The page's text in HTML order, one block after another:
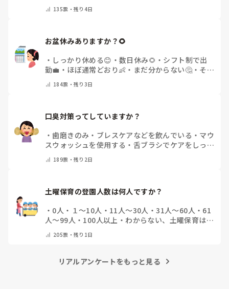
135票・残り4日
お盆休みありますか？🌻
・ しっかり休める😊 ・ 数日休み🌻 ・ シフト制で出
勤💼 ・ ほぼ通常どおり👶 ・ まだ分からない🤔・ その
184票・残り3日
口臭対策ってしていますか？
・歯磨きのみ ・ ブレスケアなどを飲んでいる ・ マウ
スウォッシュを使用する ・ 舌ブラシでケアをしっか
の他(コメントで教えて下さい)
189票・残り2日
土曜保育の登園人数は何人ですか？
・ 0人 ・ １～10人 ・ 11人～30人 ・31人～60人 ・ 61
人～99人 ・ 100人以上 ・ わからない、土曜保育はな
205票・残り1日
リアルアンケートをもっと見る